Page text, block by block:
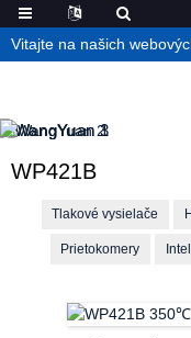
Vitajte na našich
WP421B
Tlakové vysielače
Prietokomery